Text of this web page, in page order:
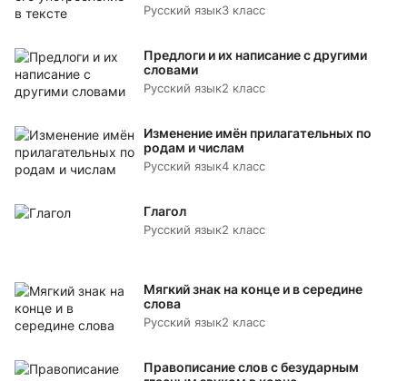
Русский язык3 класс
Предлоги и их написание с другими
словами
Русский язык2 класс
Изменение имён прилагательных по
родам и числам
Русский язык4 класс
Глагол
Русский язык2 класс
Мягкий знак на конце и в середине
слова
Русский язык2 класс
Правописание слов с безударным